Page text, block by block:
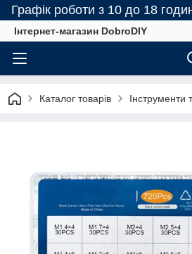
Графік роботи з 10 до 18
Інтернет-магазин DobroDIY
Каталог товарів Інструменти